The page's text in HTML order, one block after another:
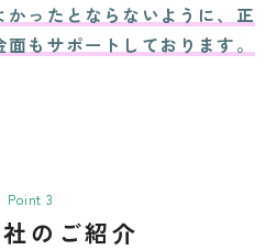
ったとならないように、正
もサポートしております。
Point 3
のご紹介